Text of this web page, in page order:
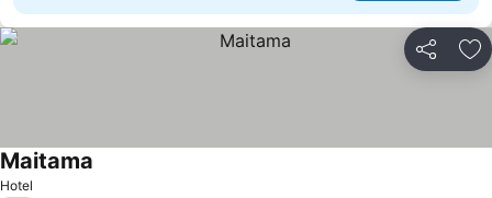
Del
Hotel
Maitama